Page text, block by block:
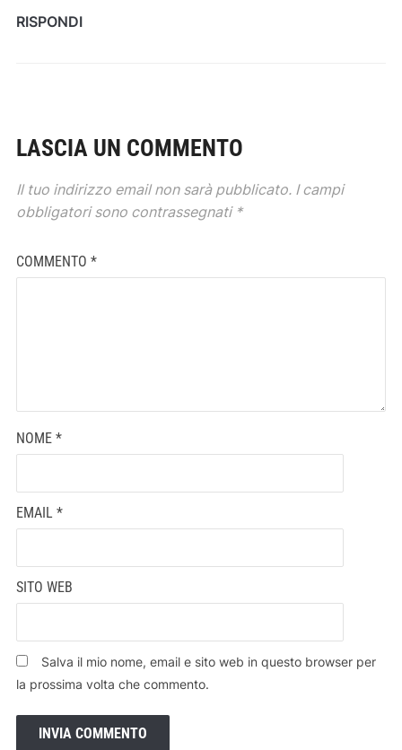
RISPONDI
LASCIA UN COMMENTO
Il tuo indirizzo email non sarà pubblicato. I campi
obbligatori sono contrassegnati *
COMMENTO *
NOME *
EMAIL *
SITO WEB
Salva il mio nome, email e sito web in questo browser per
la prossima volta che commento.